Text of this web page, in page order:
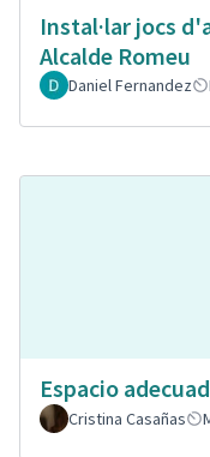
Instal·lar jocs
Alcalde Romeu
Daniel Fernandez
Espacio
Cristina Casañas